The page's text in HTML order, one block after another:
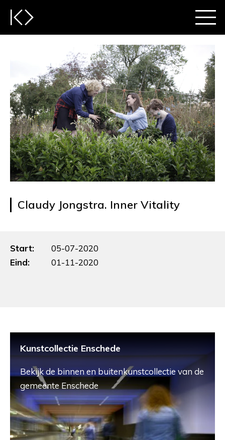
Claudy Jongstra. Inner Vitality
Start:
05-07-2020
Eind:
01-11-2020
Kunstcollectie Enschede
Bekijk de binnen en buitenkunstcollectie van de
gemeente Enschede